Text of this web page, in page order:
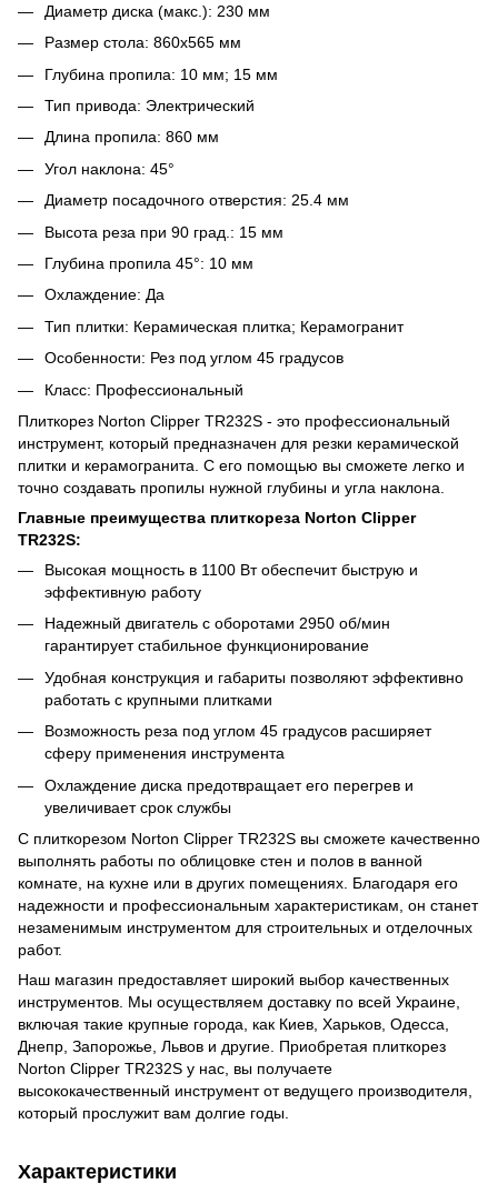
Диаметр диска (макс.): 230 мм
Размер стола: 860х565 мм
Глубина пропила: 10 мм; 15 мм
Тип привода: Электрический
Длина пропила: 860 мм
Угол наклона: 45°
Диаметр посадочного отверстия: 25.4 мм
Высота реза при 90 град.: 15 мм
Глубина пропила 45°: 10 мм
Охлаждение: Да
Тип плитки: Керамическая плитка; Керамогранит
Особенности: Рез под углом 45 градусов
Класс: Профессиональный
Плиткорез Norton Clipper TR232S - это профессиональный
инструмент, который предназначен для резки керамической
плитки и керамогранита. С его помощью вы сможете легко и
точно создавать пропилы нужной глубины и угла наклона.
Главные преимущества плиткореза Norton Clipper
TR232S:
Высокая мощность в 1100 Вт обеспечит быструю и
эффективную работу
Надежный двигатель с оборотами 2950 об/мин
гарантирует стабильное функционирование
Удобная конструкция и габариты позволяют эффективно
работать с крупными плитками
Возможность реза под углом 45 градусов расширяет
сферу применения инструмента
Охлаждение диска предотвращает его перегрев и
увеличивает срок службы
С плиткорезом Norton Clipper TR232S вы сможете качественно
выполнять работы по облицовке стен и полов в ванной
комнате, на кухне или в других помещениях. Благодаря его
надежности и профессиональным характеристикам, он станет
незаменимым инструментом для строительных и отделочных
работ.
Наш магазин предоставляет широкий выбор качественных
инструментов. Мы осуществляем доставку по всей Украине,
включая такие крупные города, как Киев, Харьков, Одесса,
Днепр, Запорожье, Львов и другие. Приобретая плиткорез
Norton Clipper TR232S у нас, вы получаете
высококачественный инструмент от ведущего производителя,
который прослужит вам долгие годы.
Характеристики